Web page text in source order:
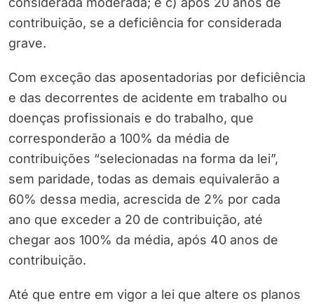
contribuição, se a deficiência for considerada
grave.
Com exceção das aposentadorias por deficiência
e das decorrentes de acidente em trabalho ou
doenças profissionais e do trabalho, que
corresponderão a 100% da média de
contribuições “selecionadas na forma da lei”,
sem paridade, todas as demais equivalerão a
60% dessa media, acrescida de 2% por cada
ano que exceder a 20 de contribuição, até
chegar aos 100% da média, após 40 anos de
contribuição.
Até que entre em vigor a lei que altere os planos